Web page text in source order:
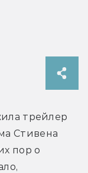
трейлер
Стивена
пор о